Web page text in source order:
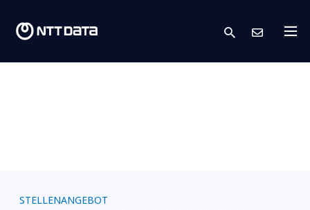
search
STELLENANGEBOT